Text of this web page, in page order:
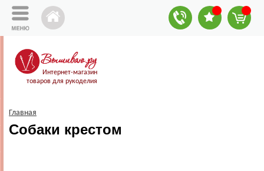
Интернет-магазин
товаров для рукоделия
Главная
Собаки крестом